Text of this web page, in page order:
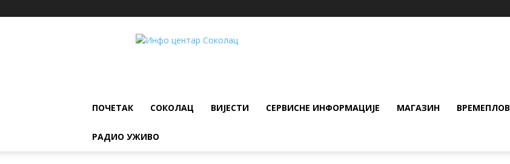
ИНФО
ПОЧЕТАК СОКОЛАЦ ВИЈЕСТИ СЕРВИСНЕ ИНФОРМАЦИЈЕ МАГАЗИН ВРЕМЕПЛОВ
РАДИО УЖИВО